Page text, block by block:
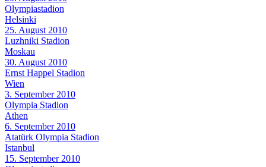
Olympiastadion
Helsinki
25. August 2010
Luzhniki Stadion
Moskau
30. August 2010
Ernst Happel Stadion
Wien
3. September 2010
Olympia Stadion
Athen
6. September 2010
Atatürk Olympia Stadion
Istanbul
15. September 2010